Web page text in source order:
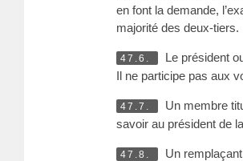
en font la demande,
majorité des deux-tiers.
47.6.
Le président
Il ne participe pas aux
47.7.
Un membre
savoir au président de
47.8. Un